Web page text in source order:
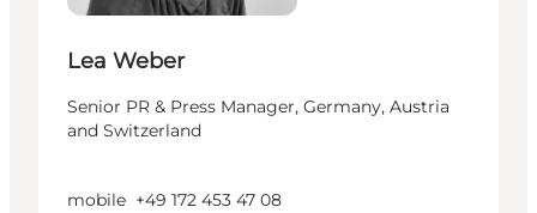
Lea Weber
Senior PR & Press Manager, Germany, Austria
and Switzerland
mobile +49 172 453 47 08